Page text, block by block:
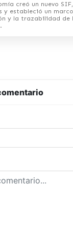
creó un nuevo
y estableció un
y la trazabilidad de